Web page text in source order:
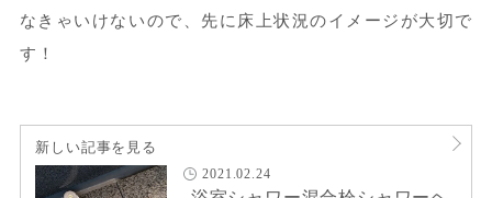
なきゃいけないので、先に床上状況のイメージが大切で
す！
新しい記事を見る
2021.02.24